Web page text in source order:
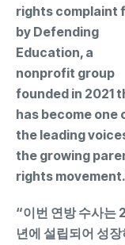
rights complaint
by Defending
Education, a
nonprofit group
founded in 2021
has become one
the leading
the growing
rights
“이번 연방 수사는
년에 설립되어 성